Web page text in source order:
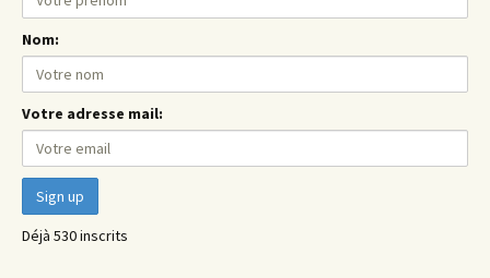
Nom:
Votre adresse mail:
Déjà 530 inscrits